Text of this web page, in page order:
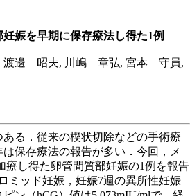
娠を早期に保存療法し得た1例
邊 昭夫, 川嶋 章弘, 宮本 守員,
る．従来の楔状切除などの手術療
保存療法の報告が多い．今回，メ
し得た卵管間質部妊娠の1例を報告
ミッド妊娠，妊娠7週の異所性妊娠